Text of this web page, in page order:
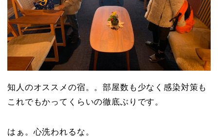
知人のオススメの宿。。部屋数も少なく感染対策も
これでもかってくらいの徹底ぶりです。
はぁ。心洗われるな。